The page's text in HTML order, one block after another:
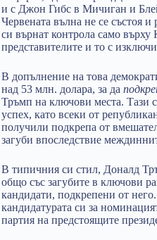
и с Джон Гибс в Мичиган и
Червената вълна не се състоя
си върнат контрола само върху
представителите и то с
В допълнение на това
над 53 млн. долара, за да
Тръмп на ключови места. Тази
успех, като всеки от
получили подкрепа от
загуби впоследствие
В типичния си стил, Доналд
общо със загубите в ключови
кандидати, подкрепени от
кандидатурата си за
партия на предстоящите